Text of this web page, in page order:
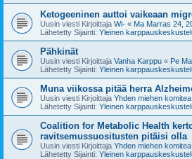
Ketogeeninen auttoi vaikeaan
Uusin viesti Kirjoittaja Wi- « Ma Marras 24,
Lähetetty Sijainti: Yleinen
Pähkinät
Uusin viesti Kirjoittaja Vanha Karppu « Pe
Lähetetty Sijainti: Yleinen
Muna viikossa pitää herra
Uusin viesti Kirjoittaja Yhden miehen komitea
Lähetetty Sijainti: Yleinen
Coalition for Metabolic Health
ravitsemussuositusten pitäisi olla
Uusin viesti Kirjoittaja Yhden miehen komitea
Lähetetty Sijainti: Yleinen